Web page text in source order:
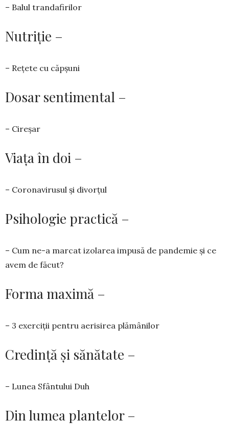
– Balul trandafirilor
Nutriție –
– Rețete cu căpșuni
Dosar sentimental –
– Cireșar
Viața în doi –
– Coronavirusul și divorțul
Psihologie practică –
– Cum ne-a marcat izolarea impusă de pandemie și ce
avem de făcut?
Forma maximă –
– 3 exerciții pentru aerisirea plămânilor
Credință și sănătate –
– Lunea Sfântului Duh
Din lumea plantelor –